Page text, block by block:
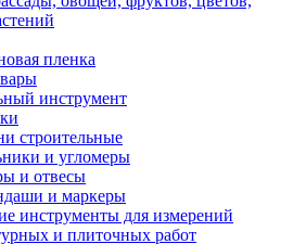
пленка
инструмент
строительные
и угломеры
и отвесы
и маркеры
инструменты для измерений
и плиточных работ